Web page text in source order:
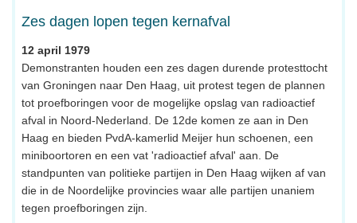
Zes dagen lopen tegen kernafval
12 april 1979
Demonstranten houden een zes dagen durende protesttocht
van Groningen naar Den Haag, uit protest tegen de plannen
tot proefboringen voor de mogelijke opslag van radioactief
afval in Noord-Nederland. De 12de komen ze aan in Den
Haag en bieden PvdA-kamerlid Meijer hun schoenen, een
miniboortoren en een vat 'radioactief afval' aan. De
standpunten van politieke partijen in Den Haag wijken af van
die in de Noordelijke provincies waar alle partijen unaniem
tegen proefboringen zijn.